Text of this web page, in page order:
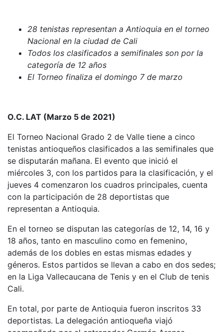
28 tenistas representan a Antioquia en el torneo
Nacional en la ciudad de Cali
Todos los clasificados a semifinales son por la
categoría de 12 años
El Torneo finaliza el domingo 7 de marzo
O.C. LAT (Marzo 5 de 2021)
El Torneo Nacional Grado 2 de Valle tiene a cinco
tenistas antioqueños clasificados a las semifinales que
se disputarán mañana. El evento que inició el
miércoles 3, con los partidos para la clasificación, y el
jueves 4 comenzaron los cuadros principales, cuenta
con la participación de 28 deportistas que
representan a Antioquia.
En el torneo se disputan las categorías de 12, 14, 16 y
18 años, tanto en masculino como en femenino,
además de los dobles en estas mismas edades y
géneros. Estos partidos se llevan a cabo en dos sedes;
en la Liga Vallecaucana de Tenis y en el Club de tenis
Cali.
En total, por parte de Antioquia fueron inscritos 33
deportistas. La delegación antioqueña viajó